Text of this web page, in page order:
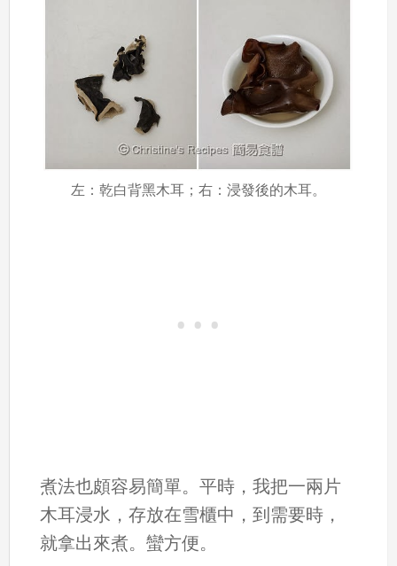
左：乾白背黑木耳；右：浸發後的木耳。
煮法也頗容易簡單。平時，我把一兩片
木耳浸水，存放在雪櫃中，到需要時，
就拿出來煮。蠻方便。